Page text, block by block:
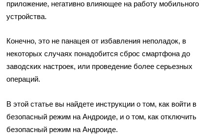
приложение, негативно влияющее на работу мобильного
устройства.
Конечно, это не панацея от избавления неполадок, в
некоторых случаях понадобится сброс смартфона до
заводских настроек, или проведение более серьезных
операций.
В этой статье вы найдете инструкции о том, как войти в
безопасный режим на Андроиде, и о том, как отключить
безопасный режим на Андроиде.